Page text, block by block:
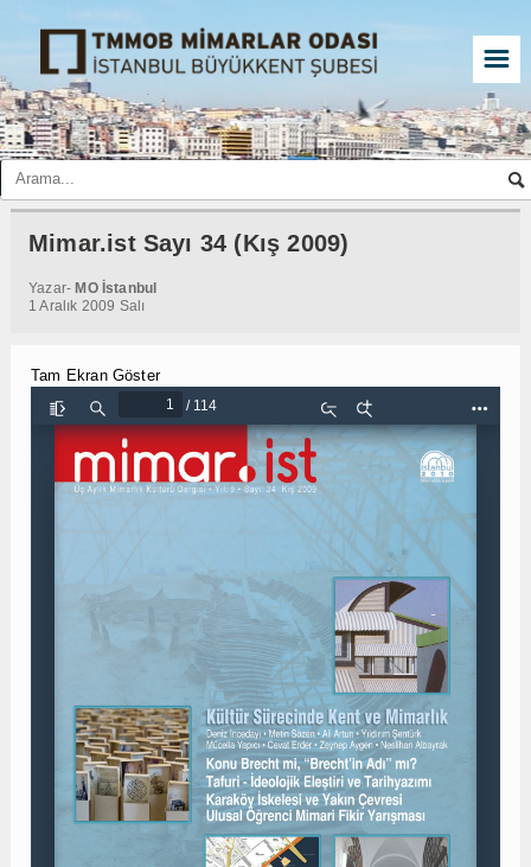
☰
Mimar.ist Sayı 34 (Kış 2009)
Yazar- MO İstanbul
1 Aralık 2009 Salı
Tam Ekran Göster